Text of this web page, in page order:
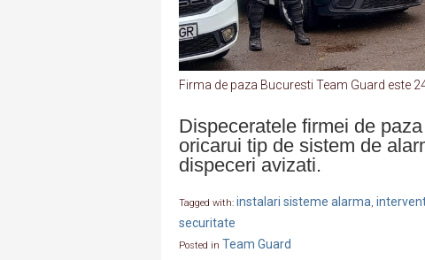
Firma de paza Bucuresti Team Guard este
Dispeceratele firmei de
oricarui tip de sistem de
dispeceri avizati.
Tagged with: instalari sisteme alarma,
securitate
Posted in Team Guard